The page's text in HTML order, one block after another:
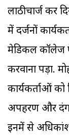
लाठीचार्ज कर
में दर्जनों
मेडिकल कॉलेज
करवाना पड़ा.
कार्यकर्ताओं को
अपहरण और
इनमें से अधिकांश